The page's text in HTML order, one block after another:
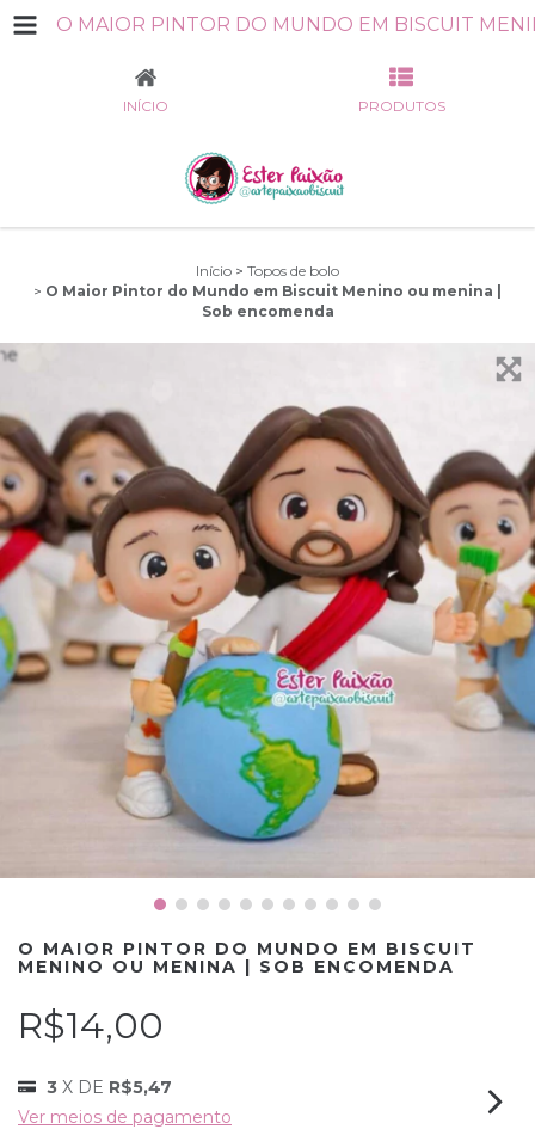
INÍCIO PRODUTOS
Início > Topos de bolo
> O Maior Pintor do Mundo em Biscuit Menino ou menina |
Sob encomenda
O MAIOR PINTOR DO MUNDO EM BISCUIT
MENINO OU MENINA | SOB ENCOMENDA
R$14,00
3 X DE R$5,47
Ver meios de pagamento